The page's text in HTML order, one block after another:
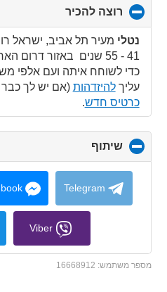
רוצה להכיר
to
collapse
contents
נטלי מעיר תל אביב, ישראל
41 - 55 שנים באזור דרום הארץ.
כדי לשוחח איתה ועם אלפי
עליךלהיזדהות (אם יש לך
כרטיס חדש.
שיתוף
to
collapse
contents
Telegram
Viber
מספר משתמש: 16668912